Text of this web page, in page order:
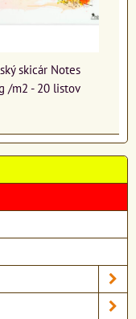
skicár Notes
/m2 - 20 listov